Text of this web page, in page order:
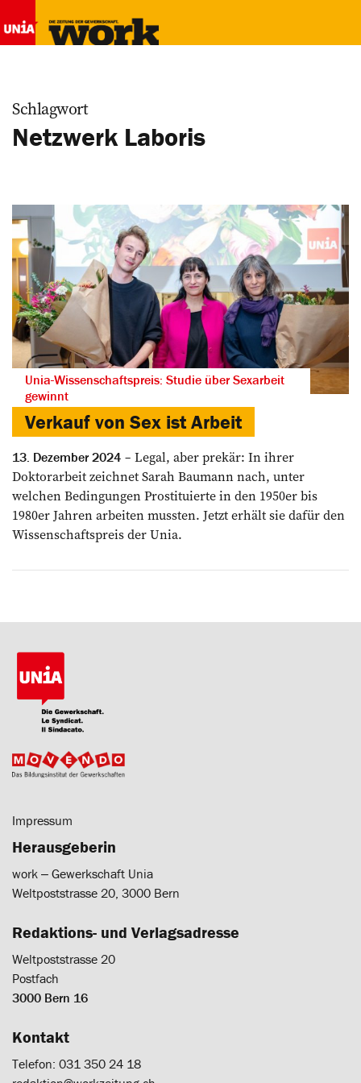
Schlagwort
Netzwerk Laboris
Unia-Wissenschaftspreis: Studie über Sexarbeit
gewinnt
Verkauf von Sex ist Arbeit
13. Dezember 2024
Legal, aber prekär: In ihrer
Doktorarbeit zeichnet Sarah Baumann nach, unter
welchen Bedingungen Prostituierte in den 1950er bis
1980er Jahren arbeiten mussten. Jetzt erhält sie dafür den
Wissenschaftspreis der Unia.
Impressum
Herausgeberin
work ‒ Gewerkschaft Unia
Weltpoststrasse 20, 3000 Bern
Redaktions- und Verlagsadresse
Weltpoststrasse 20
Postfach
3000 Bern 16
Kontakt
Telefon: 031 350 24 18